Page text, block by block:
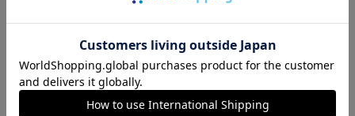
いわきFC 2026/27 1st レ
プリカユニフォーム
15,400円～19,800円
いわきFC 2026/27 1st オ
ーセンティックユニフォ
ーム
17,600円～22,000円
2026マフラータオル（W
ALK TO THE DREAM）
3,520円